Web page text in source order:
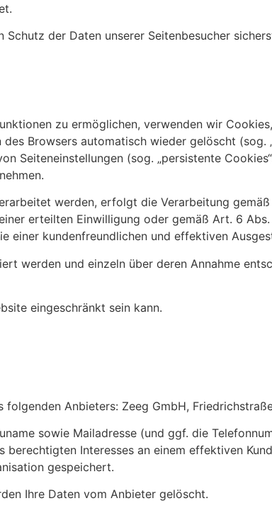
der Daten unserer Seitenbesucher
zu ermöglichen, verwenden wir
Browsers automatisch wieder gelöscht (sog.
Seiteneinstellungen (sog. „persistente
werden, erfolgt die Verarbeitung
erteilten Einwilligung oder gemäß Art. 6 Abs.
kundenfreundlichen und effektiven
werden und einzeln über deren Annahme
eingeschränkt sein kann.
Anbieters: Zeeg GmbH, Friedrichstraße
sowie Mailadresse (und ggf. die
Interesses an einem effektiven
gespeichert.
Ihre Daten vom Anbieter gelöscht.